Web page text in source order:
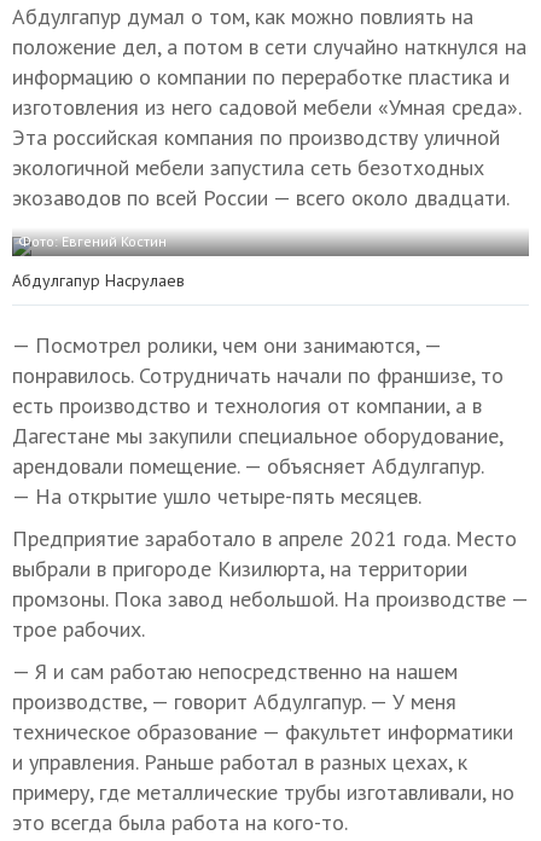
Абдулгапур думал о том, как можно повлиять на
положение дел, а потом в сети случайно наткнулся на
информацию о компании по переработке пластика и
изготовления из него садовой мебели «Умная среда».
Эта российская компания по производству уличной
экологичной мебели запустила сеть безотходных
экозаводов по всей России — всего около двадцати.
Фото: Евгений Костин
Абдулгапур Насрулаев
— Посмотрел ролики, чем они занимаются, —
понравилось. Сотрудничать начали по франшизе, то
есть производство и технология от компании, а в
Дагестане мы закупили специальное оборудование,
арендовали помещение. — объясняет Абдулгапур.
— На открытие ушло четыре-пять месяцев.
Предприятие заработало в апреле 2021 года. Место
выбрали в пригороде Кизилюрта, на территории
промзоны. Пока завод небольшой. На производстве —
трое рабочих.
— Я и сам работаю непосредственно на нашем
производстве, — говорит Абдулгапур. — У меня
техническое образование — факультет информатики
и управления. Раньше работал в разных цехах, к
примеру, где металлические трубы изготавливали, но
это всегда была работа на кого-то.